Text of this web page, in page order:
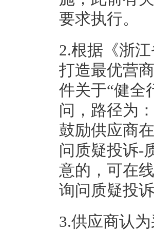
要求执行。
2.根据《浙
打造最优营
件关于“健全
问，路径为
鼓励供应商
问质疑投诉-
意的，可在
询问质疑投
3.供应商认